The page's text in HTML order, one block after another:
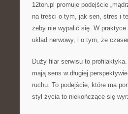
12ton.pl promuje podejście
na treści o tym, jak sen, stres i
żeby nie wypalić się. W praktyce
układ nerwowy, i o tym, że
Duży filar serwisu to
mają sens w długiej
ruchu. To podejście, które ma
styl życia to niekończące się